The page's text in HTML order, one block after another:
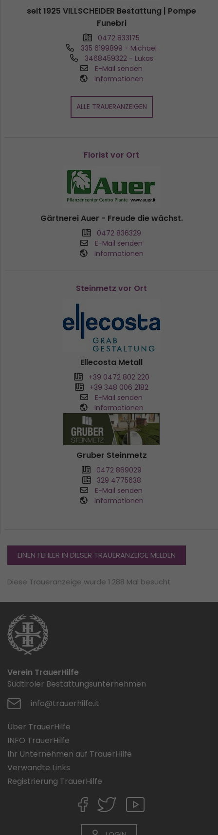
seit 1925 VILLSCHEIDER Bestattung | Pompe
Funebri
0472 833175
335 6199899 - Michael
3468459322 - Lukas
E-Mail senden
Informationen
ALLE TRAUERANZEIGEN
Florist vor Ort
Gärtnerei Auer - Freude die wächst.
0472 836329
E-Mail senden
Informationen
Steinmetz vor Ort
Ellecosta Metall
+39 0472 802 220
+39 348 006 2182
E-Mail senden
Informationen
Gruber Steinmetz
0472 869029
329 4775638
E-Mail senden
Informationen
EINEN FEHLER IN DIESER TRAUERANZEIGE MELDEN
Diese Traueranzeige wurde 1.288 Mal besucht
Verein TrauerHilfe
Südtiroler Bestattungsunternehmen
info@trauerhilfe.it
Über TrauerHilfe
INFO TrauerHilfe
Ihr Unternehmen auf TrauerHilfe
Verwandte Links
Registrierung TrauerHilfe